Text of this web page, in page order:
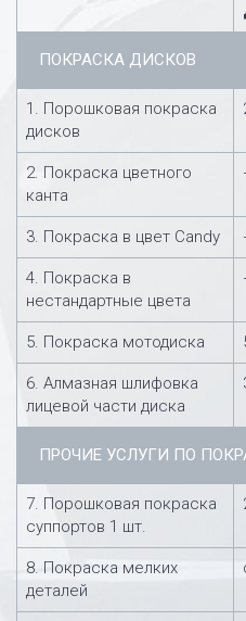
ПОКРАСКА ДИСКОВ
1. Порошковая покраска
дисков
2. Покраска цветного
канта
3. Покраска в цвет Candy
4. Покраска в
нестандартные цвета
5. Покраска мотодиска
6. Алмазная шлифовка
лицевой части диска
ПРОЧИЕ УСЛУГИ ПО
7. Порошковая покраска
суппортов 1 шт.
8. Покраска мелких
деталей